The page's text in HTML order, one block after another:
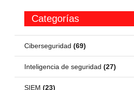
Categorías
Ciberseguridad (69)
Inteligencia de seguridad (27)
SIEM (23)